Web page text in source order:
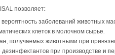
поз­во­ля­ет:
ве­ро­ят­ность за­бо­ле­ва­ний жи­вот­ных
кле­ток в мо­лоч­ном сырье.
по­лу­ча­е­мых жи­вот­ны­ми при
при про­из­вод­стве и